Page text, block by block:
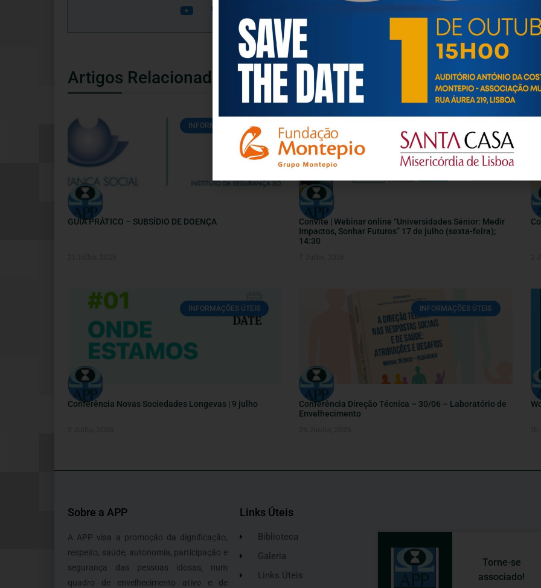
Artigos Relacionados
INFORMAÇÕES ÚTEIS
GUIA PRÁTICO – SUBSÍDIO DE DOENÇA
Convite | Webinar online “Universidades Sénior: Medir
Impactos, Sonhar Futuros” 17 de julho (sexta-feira);
14:30
INFORMAÇÕES ÚTEIS
Conferência Novas Sociedades Longevas | 9 julho
INFORMAÇÕES ÚTEIS
Conferência Direção Técnica – 30/06 – Laboratório de
Envelhecimento
Sobre a APP
A APP visa a promoção da dignificação,
respeito, saúde, autonomia, participação e
segurança das pessoas idosas, num
quadro de envelhecimento ativo e de
Links Úteis
Biblioteca
Galeria
Links Úteis
Torne-se
associado!